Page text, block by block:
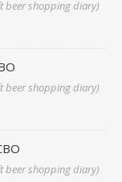
beer shopping diary)
beer shopping diary)
beer shopping diary)